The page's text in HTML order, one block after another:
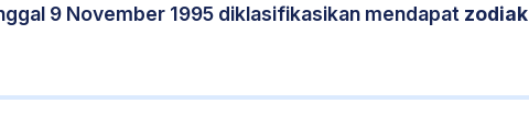
9 November 1995 diklasifikasikan mendapat zodiak